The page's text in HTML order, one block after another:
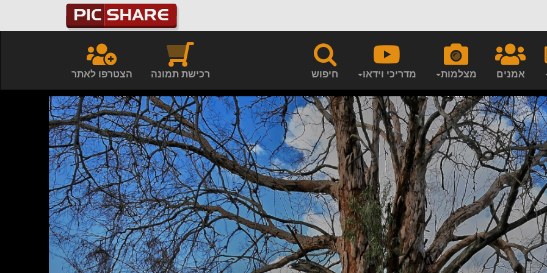
חיפוש מדריכי וידאו מצלמות אמנים הצטרפו לאתר רכישת תמונה